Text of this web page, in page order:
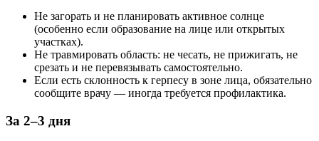
Не загорать и не планировать активное солнце
(особенно если образование на лице или открытых
участках).
Не травмировать область: не чесать, не прижигать, не
срезать и не перевязывать самостоятельно.
Если есть склонность к герпесу в зоне лица, обязательно
сообщите врачу — иногда требуется профилактика.
За 2–3 дня